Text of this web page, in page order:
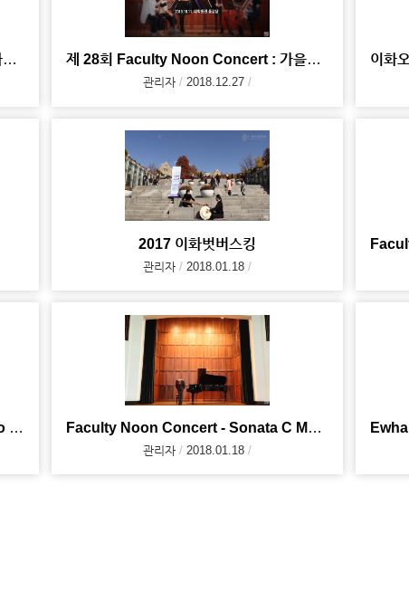
제 29회 Faculty Noon Concert : 이화의 겨울 제 28회 Faculty Noon Concert : 가을의 슈베르트
관리자 2018.12.27
2017 이화벗버스킹
관리자 2018.01.18
Faculty Noon Concert - Dicitencello Vuie (2017. 10 Faculty Noon Concert - Sonata C Major KV.545 (2017
관리자 2018.01.18